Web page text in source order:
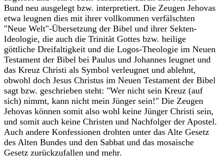
Bund neu ausgelegt bzw. interpretiert. Die Zeugen Jehovas
etwa leugnen dies mit ihrer vollkommen verfälschten
"Neue Welt"-Übersetzung der Bibel und ihrer Sekten-
Ideologie, die auch die Trinität Gottes bzw. heilige
göttliche Dreifaltigkeit und die Logos-Theologie im Neuen
Testament der Bibel bei Paulus und Johannes leugnet und
das Kreuz Christi als Symbol verleugnet und ablehnt,
obwohl doch Jesus Christus im Neuen Testament der Bibel
sagt bzw. geschrieben steht: "Wer nicht sein Kreuz (auf
sich) nimmt, kann nicht mein Jünger sein!" Die Zeugen
Jehovas können somit also wohl keine Jünger Christi sein,
und somit auch keine Christen und Nachfolger der Apostel.
Auch andere Konfessionen drohten unter das Alte Gesetz
des Alten Bundes und den Sabbat und das mosaische
Gesetz zurückzufallen und mehr.